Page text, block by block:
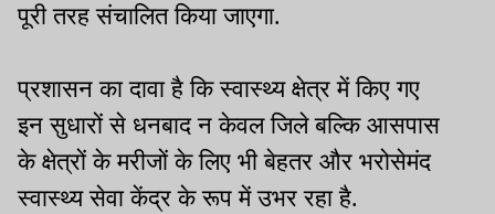
पूरी तरह संचालित किया जाएगा.
प्रशासन का दावा है कि स्वास्थ्य क्षेत्र में किए गए
इन सुधारों से धनबाद न केवल जिले बल्कि आसपास
के क्षेत्रों के मरीजों के लिए भी बेहतर और भरोसेमंद
स्वास्थ्य सेवा केंद्र के रूप में उभर रहा है.